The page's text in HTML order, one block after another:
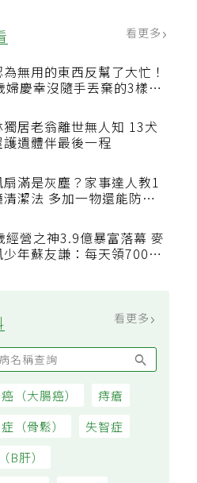
為無用的東西反幫了大忙！
歲婦慶幸沒隨手丟棄的3樣物
獨居老翁離世無人知 13犬
護遺體伴最後一程
扇滿是灰塵？家事達人教1
經營之神3.9億暴富落幕 麥
少年蘇友謙：每天領700元